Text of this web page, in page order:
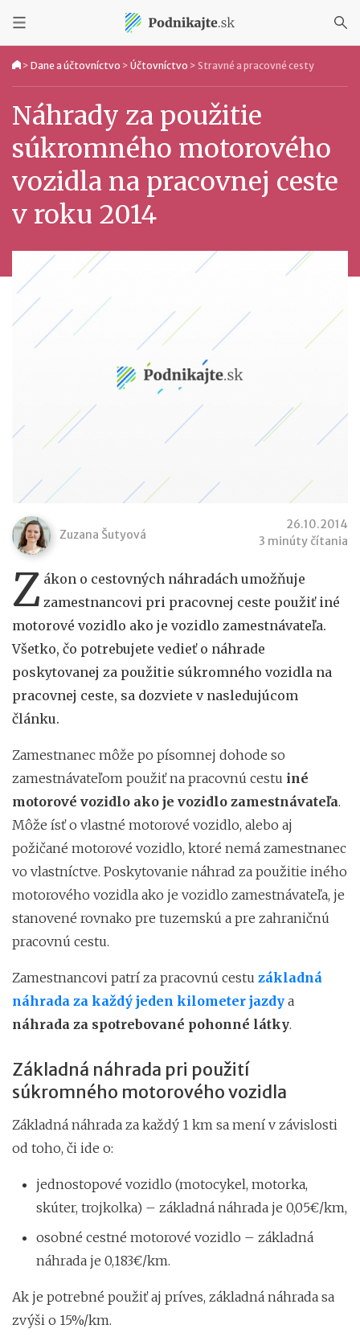
> Dane a účtovníctvo > Účtovníctvo > Stravné a pracovné cesty
Náhrady za použitie
súkromného motorového
vozidla na pracovnej ceste
v roku 2014
Zuzana Šutyová
26.10.2014
3 minúty čítania
Z ákon o cestovných náhradách umožňuje
zamestnancovi pri pracovnej ceste použiť iné
motorové vozidlo ako je vozidlo zamestnávateľa.
Všetko, čo potrebujete vedieť o náhrade
poskytovanej za použitie súkromného vozidla na
pracovnej ceste, sa dozviete v nasledujúcom
článku.
Zamestnanec môže po písomnej dohode so
zamestnávateľom použiť na pracovnú cestu iné
motorové vozidlo ako je vozidlo zamestnávateľa.
Môže ísť o vlastné motorové vozidlo, alebo aj
požičané motorové vozidlo, ktoré nemá zamestnanec
vo vlastníctve. Poskytovanie náhrad za použitie iného
motorového vozidla ako je vozidlo zamestnávateľa, je
stanovené rovnako pre tuzemskú a pre zahraničnú
pracovnú cestu.
Zamestnancovi patrí za pracovnú cestu základná
náhrada za každý jeden kilometer jazdy a
náhrada za spotrebované pohonné látky.
Základná náhrada pri použití
súkromného motorového vozidla
Základná náhrada za každý 1 km sa mení v závislosti
od toho, či ide o:
jednostopové vozidlo (motocykel, motorka,
skúter, trojkolka) – základná náhrada je 0,05€/km,
osobné cestné motorové vozidlo – základná
náhrada je 0,183€/km.
Ak je potrebné použiť aj príves, základná náhrada sa
zvýši o 15%/km.